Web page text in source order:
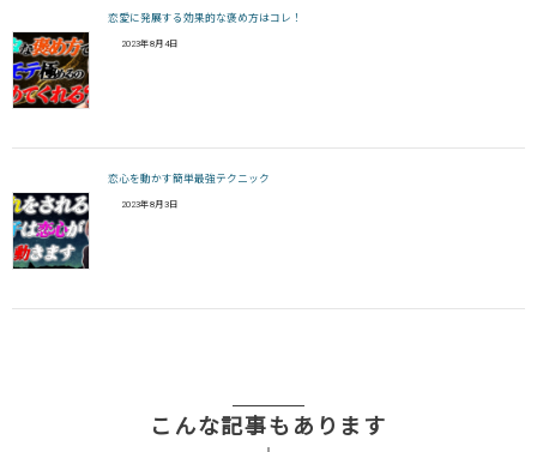
恋愛に発展する効果的な褒め方はコレ！
2023年8月4日
恋心を動かす簡単最強テクニック
2023年8月3日
こんな記事もあります